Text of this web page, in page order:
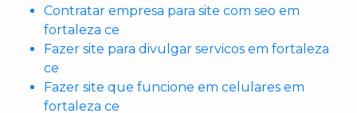
Contratar empresa para site com seo em
fortaleza ce
Fazer site para divulgar servicos em fortaleza
ce
Fazer site que funcione em celulares em
fortaleza ce